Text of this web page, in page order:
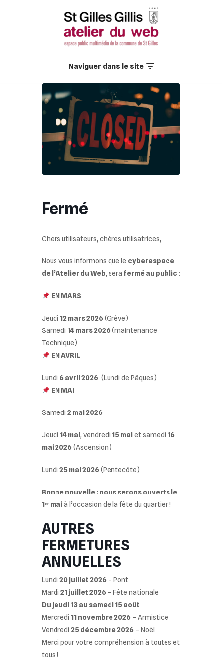
Naviguer dans le site
Fermé
Chers utilisateurs, chères utilisatrices,
Nous vous informons que le cyberespace
de l’Atelier du Web, sera fermé au public :
EN MARS
Jeudi 12 mars 2026 (Grève)
Samedi 14 mars 2026 (maintenance
Technique)
EN AVRIL
Lundi 6 avril 2026 (Lundi de Pâques)
EN MAI
Samedi 2 mai 2026
Jeudi 14 mai, vendredi 15 maiet samedi 16
mai 2026 (Ascension)
Lundi 25 mai 2026 (Pentecôte)
Bonne nouvelle : nous serons ouverts le
1ᵉʳ maià l’occasion de la fête du quartier !
AUTRES
FERMETURES
ANNUELLES
Lundi 20 juillet 2026 – Pont
Mardi 21 juillet 2026 – Fête nationale
Du jeudi 13 au samedi 15 août
Mercredi 11 novembre 2026 – Armistice
Vendredi 25 décembre 2026 – Noël
Merci pour votre compréhension à toutes et
tous !